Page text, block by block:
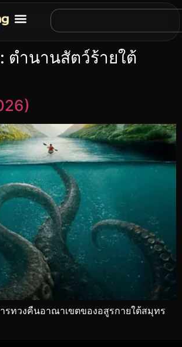
ตำนานสัตว์ร้ายใต้
รทวงคืนอาณาเขตของอสูรกายใต้สมุทร